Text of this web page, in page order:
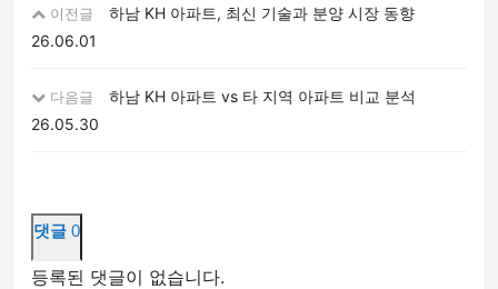
이전글
하남 KH 아파트, 최신 기술과 분양 시장 동향
26.06.01
다음글
하남 KH 아파트 vs 타 지역 아파트 비교 분석
26.05.30
댓글 0
등록된 댓글이 없습니다.